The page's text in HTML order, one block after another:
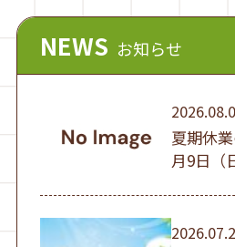
NEWS お知らせ
夏期休
月9日（